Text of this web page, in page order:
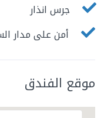
جرس انذار
أمن على مدار
موقع الفندق